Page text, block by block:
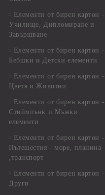
Елементи от бирен картон -
Училище, Дипломиране и
Завършване
Елементи от бирен картон -
Бебшки и Детски елементи
Елементи от бирен картон -
Цветя и Животни
Елементи от бирен картон -
Стиймпънк и Мъжки
елементи
Елементи от бирен картон -
Пътешестия - море, планина
,транспорт
Елементи от бирен картон -
Други